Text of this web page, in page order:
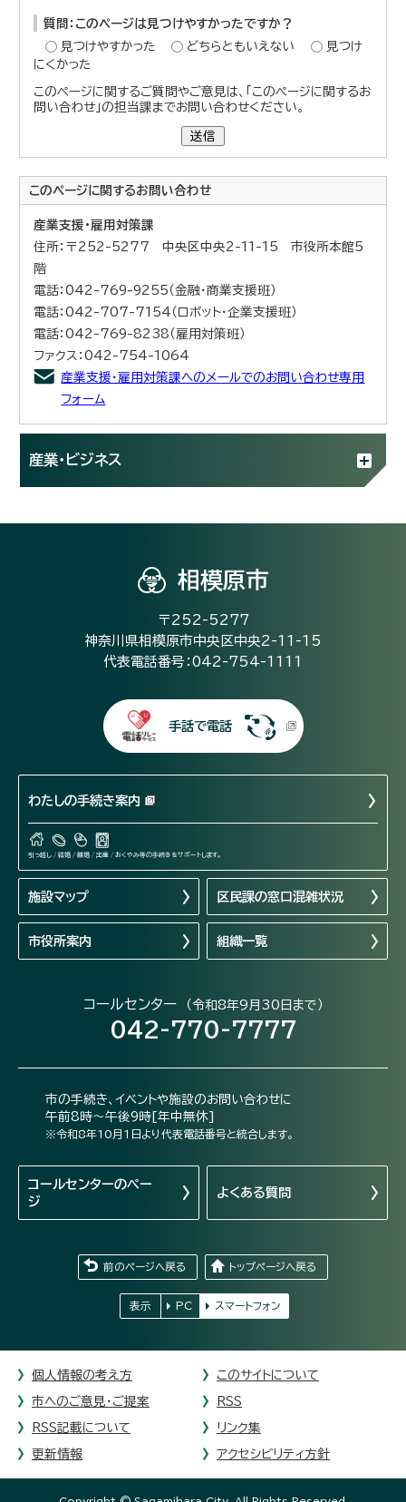
質問：このページは見つけやすかったですか？
見つけやすかった
どちらともいえない
見つけ
にくかった
このページに関するご質問やご意見は、「このページに関するお
問い合わせ」の担当課までお問い合わせください。
送信
このページに関するお問い合わせ
産業支援・雇用対策課
住所：〒252-5277 中央区中央2-11-15 市役所本館5
階
電話：042-769-9255（金融・商業支援班）
電話：042-707-7154（ロボット・企業支援班）
電話：042-769-8238（雇用対策班）
ファクス：042-754-1064
産業支援・雇用対策課へのメールでのお問い合わせ専用
フォーム
産業・ビジネス
相模原市
〒252-5277
神奈川県相模原市中央区中央2-11-15
代表電話番号：042-754-1111
手話で電話
わたしの手続き案内
引っ越し / 結婚 / 離婚 / 出産 / おくやみ等の手続きをサポートします。
施設マップ 区民課の窓口混雑状況
市役所案内 組織一覧
コールセンター （令和8年9月30日まで）
042-770-7777
市の手続き、イベントや施設のお問い合わせに
午前8時～午後9時[年中無休]
※令和8年10月1日より代表電話番号と統合します。
コールセンターのペー
ジ
よくある質問
前のページへ戻る トップページへ戻る
表示 PC スマートフォン
個人情報の考え方 このサイトについて
市へのご意見・ご提案 RSS
RSS記載について リンク集
更新情報 アクセシビリティ方針